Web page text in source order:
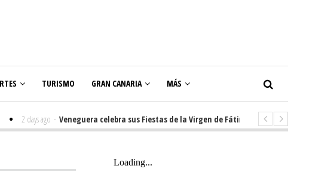
TURISMO GRAN CANARIA MÁS
2 days ago - Veneguera celebra sus Fiestas de la Virgen de Fátima con diez días de tradición,